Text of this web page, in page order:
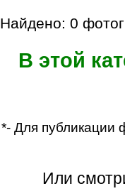
Найдено: 0
В этой
*- Для публикации
Или